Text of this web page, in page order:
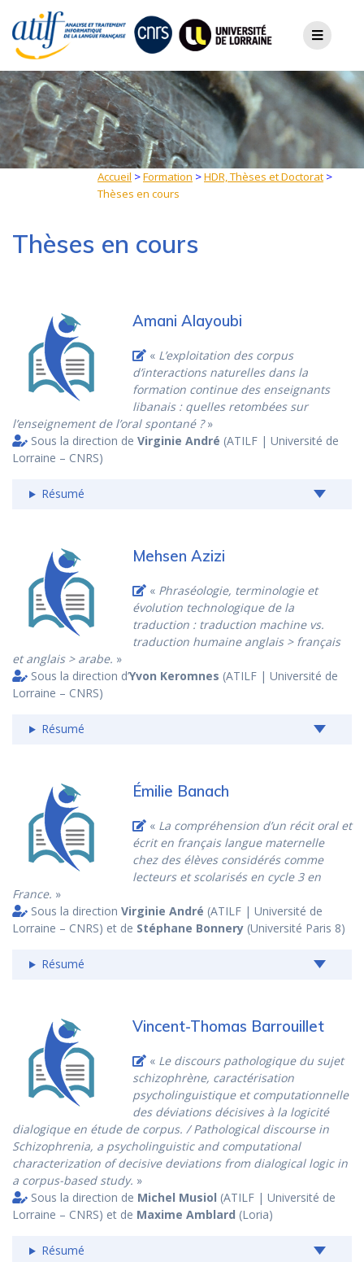
content
Accueil >Formation >HDR, Thèses et Doctorat >
Thèses en cours
Thèses en cours
Amani Alayoubi
« L’exploitation des corpus
d’interactions naturelles dans la
formation continue des enseignants
libanais : quelles retombées sur
l’enseignement de l’oral spontané ?»
Sous la direction de Virginie André (ATILF | Université de
Lorraine – CNRS)
Résumé
Mehsen Azizi
« Phraséologie, terminologie et
évolution technologique de la
traduction : traduction machine vs.
traduction humaine anglais > français
et anglais > arabe. »
Sous la direction d’Yvon Keromnes (ATILF | Université de
Lorraine – CNRS)
Résumé
Émilie Banach
« La compréhension d’un récit oral et
écrit en français langue maternelle
chez des élèves considérés comme
lecteurs et scolarisés en cycle 3 en
France. »
Sous la direction Virginie André (ATILF | Université de
Lorraine – CNRS) et de Stéphane Bonnery (Université Paris 8)
Résumé
Vincent-Thomas Barrouillet
« Le discours pathologique du sujet
schizophrène, caractérisation
psycholinguistique et computationnelle
des déviations décisives à la logicité
dialogique en étude de corpus. / Pathological discourse in
Schizophrenia, a psycholinguistic and computational
characterization of decisive deviations from dialogical logic in
a corpus-based study. »
Sous la direction de Michel Musiol (ATILF | Université de
Lorraine – CNRS) et de Maxime Amblard (Loria)
Résumé